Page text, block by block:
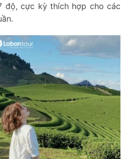
độ, cực kỳ thích hợp cho các